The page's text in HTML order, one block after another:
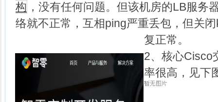
构 ，没有任何问题。但该机房的LB服务
络就不正常，互相ping严重丢包，但关
复正常。
2、核心Cisco
率很高，见下